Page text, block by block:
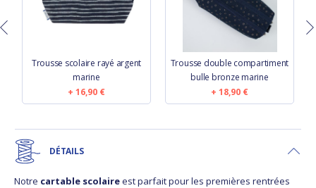
Trousse scolaire rayé argent
marine
16,90 €
Trousse double compartiment
bulle bronze marine
18,90 €
DÉTAILS
Notre cartable scolaireest parfait pour les premières rentrées